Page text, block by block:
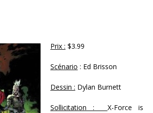
Prix : $3.99
Scénario : Ed Brisson
Dessin : Dylan Burnett
Sollicitation : X-Force is